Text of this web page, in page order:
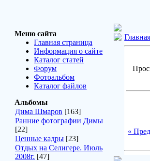
Меню сайта
Главная страница
Информация о сайте
Каталог статей
Форум
Фотоальбом
Каталог файлов
Альбомы
Дима Шмаров [163]
Ранние фотографии Димы
[22]
Ценные кадры [23]
Отдых на Селигере. Июль
2008г. [47]
Главная
«